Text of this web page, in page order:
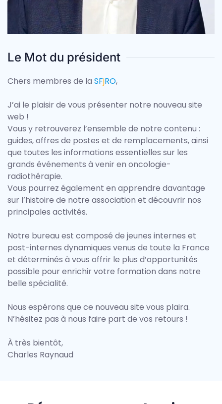
Le Mot du président
Chers membres de la SFjRO,
J’ai le plaisir de vous présenter notre nouveau site
web !
Vous y retrouverez l’ensemble de notre contenu :
guides, offres de postes et de remplacements, ainsi
que toutes les informations essentielles sur les
grands événements à venir en oncologie-
radiothérapie.
Vous pourrez également en apprendre davantage
sur l’histoire de notre association et découvrir nos
principales activités.
Notre bureau est composé de jeunes internes et
post-internes dynamiques venus de toute la France
et déterminés à vous offrir le plus d’opportunités
possible pour enrichir votre formation dans notre
belle spécialité.
Nous espérons que ce nouveau site vous plaira.
N’hésitez pas à nous faire part de vos retours !
À très bientôt,
Charles Raynaud